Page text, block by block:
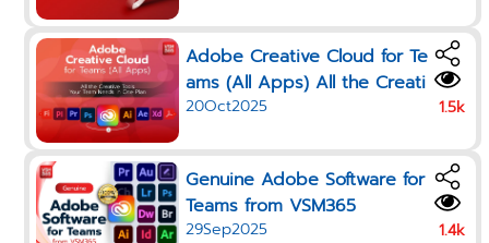
Adobe Creative Cloud for Te
ams (All Apps) All the Creati
ve Tools Your Team Needs i
20Oct2025 1.5k
Genuine Adobe Software for
Teams from VSM365
29Sep2025 1.4k